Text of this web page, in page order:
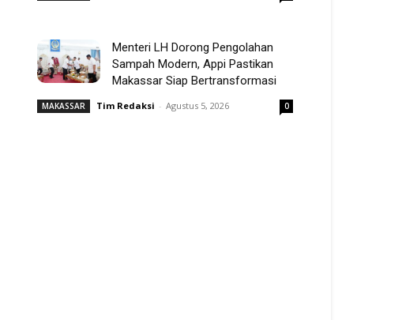
Menteri LH Dorong Pengolahan
Sampah Modern, Appi Pastikan
Makassar Siap Bertransformasi
MAKASSAR Tim Redaksi - Agustus 5, 2026 0